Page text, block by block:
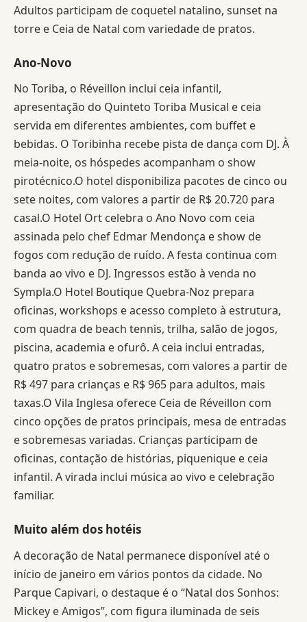
Adultos participam de coquetel natalino, sunset na
torre e Ceia de Natal com variedade de pratos.
Ano-Novo
No Toriba, o Réveillon inclui ceia infantil,
apresentação do Quinteto Toriba Musical e ceia
servida em diferentes ambientes, com buffet e
bebidas. O Toribinha recebe pista de dança com DJ. À
meia-noite, os hóspedes acompanham o show
pirotécnico.O hotel disponibiliza pacotes de cinco ou
sete noites, com valores a partir de R$ 20.720 para
casal.O Hotel Ort celebra o Ano Novo com ceia
assinada pelo chef Edmar Mendonça e show de
fogos com redução de ruído. A festa continua com
banda ao vivo e DJ. Ingressos estão à venda no
Sympla.O Hotel Boutique Quebra-Noz prepara
oficinas, workshops e acesso completo à estrutura,
com quadra de beach tennis, trilha, salão de jogos,
piscina, academia e ofurô. A ceia inclui entradas,
quatro pratos e sobremesas, com valores a partir de
R$ 497 para crianças e R$ 965 para adultos, mais
taxas.O Vila Inglesa oferece Ceia de Réveillon com
cinco opções de pratos principais, mesa de entradas
e sobremesas variadas. Crianças participam de
oficinas, contação de histórias, piquenique e ceia
infantil. A virada inclui música ao vivo e celebração
familiar.
Muito além dos hotéis
A decoração de Natal permanece disponível até o
início de janeiro em vários pontos da cidade. No
Parque Capivari, o destaque é o “Natal dos Sonhos:
Mickey e Amigos”, com figura iluminada de seis